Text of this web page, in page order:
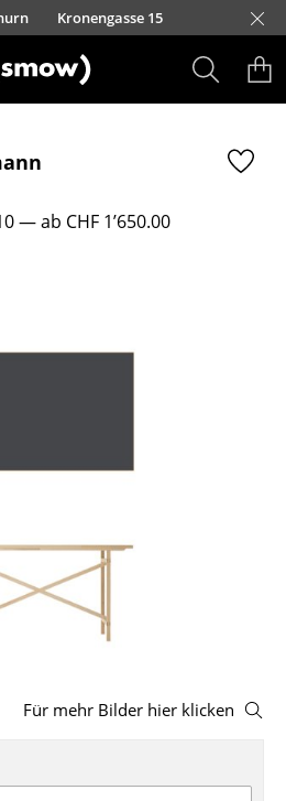
Kronengasse 15
— ab CHF 1’650.00
Für mehr Bilder hier klicken